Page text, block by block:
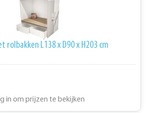
rolbakken L138 x D90 x H203 cm
in om prijzen te bekijken